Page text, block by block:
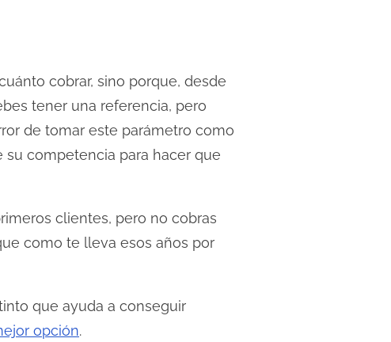
cobrar, sino porque, desde
tener una referencia, pero
de tomar este parámetro como
competencia para hacer que
clientes, pero no cobras
como te lleva esos años por
que ayuda a conseguir
opción.